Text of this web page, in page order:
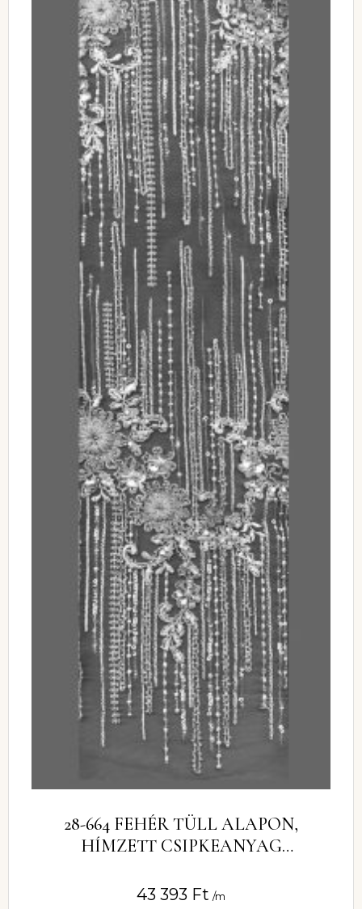
28-664 FEHÉR TÜLL ALAPON,
HÍMZETT CSIPKEANYAG
43 393 Ft /m